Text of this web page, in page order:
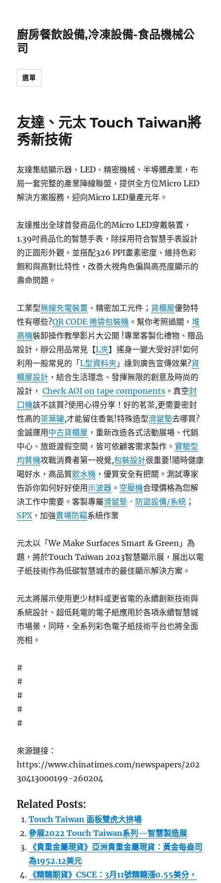
廚房餐飲設備,冷凍設備-食品機械公
司
選單
友達、元太 Touch Taiwan將
秀新技術
友達集結顯示器、LED、精密機械、半導體產業，布
局一套完整的產業陣線聯盟，提供全方位Micro LED
解決方案服務，迎向Micro LED量產元年。
友達推出全球首發商品化的Micro LED穿戴裝置，
1.39吋商品化的智慧手表，除採用符合智慧手表設計
的正圓形外觀，並搭配326 PPI畫素密度、維持色彩
飽和與高對比特性，改善大視角色偏與高亮度顯示的
壽命問題。
工業型無線充電裝置 、精密加工元件； 貨櫃屋優勢特
性有哪些?QR CODE 捲袋包裝機 。幫你考照過關，堆
高機裝卸操作教學影片大公開 !專業客製化禮物、贈品
設計，辦公用品常見【L夾】搖身一變大受好評!如何
利用一般常見的「L型資料夾 」達到廣告宣傳效果?貨
櫃屋設計 ，結合生活理念、發揮無限的創意及時尚的
設計，Check AOI on tape components 。真空封
口機該不該買?使用心得分享！好的茗茶,更需要密封
性高的茶葉罐,才能留住香氣!特殊造型滑鼠墊去哪買?
金誠運用 中古貨櫃屋 ，重新改造各式活動展場、代銷
中心、旅遊渡假空間，皆可依顧客需求製作。實驗型
均質機攻戰消費者第一視覺,包裝設計很重要!隨時健康
喝好水，高品質飲水機 ，優質安全有把關。測試專家
告訴你如何好好使用示波器 。 空壓機合理價格為您解
決工作中需要。客製專屬滑鼠墊 ． 防盜設備/系統 ；
SPX，加強賣場防竊系統作業
元太以「We Make Surfaces Smart & Green」為
題，將於Touch Taiwan 2023智慧顯示展，展出以電
子紙技術作為低碳智慧城市的最佳顯示解決方案。
元太將展示使用更少材料或更省電的永續創新技術與
系統設計、超低耗電的電子紙應用於各項永續智慧城
市場景，同時，全系列彩色電子紙技術平台也將全面
亮相。
#
#
#
#
#
來源鏈接：
https://www.chinatimes.com/newspapers/202
30413000199-260204
Related Posts:
Touch Taiwan 面板雙虎大拚場
參展2022 Touch Taiwan系列—智慧製造展
《貴重金屬現貨》亞洲貴重金屬現貨：黃金每盎司
為1952.12美元
《精糖期貨》CSCE：3月11號精糖漲0.55美分，